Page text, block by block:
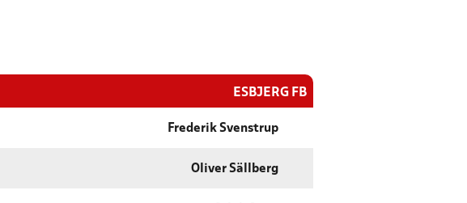
ESBJERG FB
Frederik Svenstrup
Oliver Sällberg